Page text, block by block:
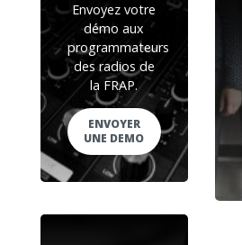
Envoyez votre
démo aux
programmateurs
des radios de
la FRAP.
ENVOYER
UNE DEMO